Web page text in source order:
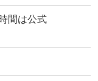
間は公式